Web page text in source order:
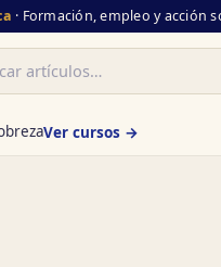
· Formación, empleo y acción
Ver cursos →